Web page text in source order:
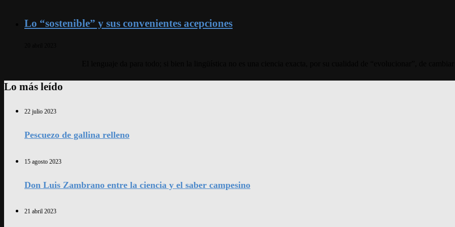
Lo “sostenible” y sus convenientes acepciones
Lo más leído
22 julio 2023
Pescuezo de gallina relleno
15 agosto 2023
Don Luis Zambrano entre la ciencia y el saber campesino
21 abril 2023